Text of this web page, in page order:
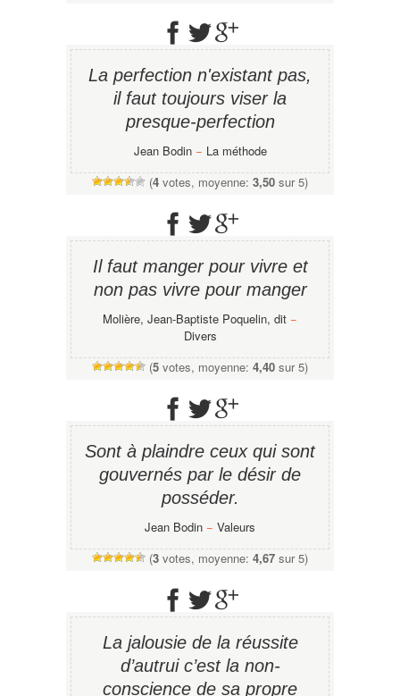
La perfection n'existant pas,
il faut toujours viser la
presque-perfection
Jean Bodin− La méthode
(4 votes, moyenne: 3,50 sur 5)
Il faut manger pour vivre et
non pas vivre pour manger
Molière, Jean-Baptiste Poquelin, dit −
Divers
(5 votes, moyenne: 4,40 sur 5)
Sont à plaindre ceux qui sont
gouvernés par le désir de
posséder.
Jean Bodin − Valeurs
(3 votes, moyenne: 4,67 sur 5)
La jalousie de la réussite
d’autrui c’est la non-
conscience de sa propre